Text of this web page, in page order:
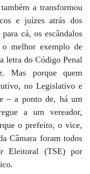
a transformou
e juízes atrás dos
cá, os escândalos
melhor exemplo de
letra do Código Penal
Mas porque quem
no Legislativo e
– a ponto de, há um
a um vereador,
o prefeito, o vice,
Câmara foram todos
Eleitoral (TSE) por